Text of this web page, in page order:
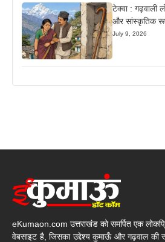
टेक्वा : गढ़वाली
और सांस्कृतिक
July 9, 2026
eKumaon.com उत्तराखंड को समर्पित एक
वेबसाइट है, जिसका उद्देश्य कुमाऊँ और गढ़वाल की